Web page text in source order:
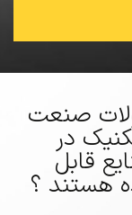
صنعت
در
قابل
هستند ؟